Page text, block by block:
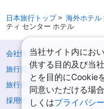
日本旅行トップ> 海外ホテル
ティ センター ホテル
会社情報
旅行業登録票・約款
旅行条件書
採用情報
当社サイト内にお
供する目的及び当
とを目的にCookie
同意いただける場
しくはプライバシ